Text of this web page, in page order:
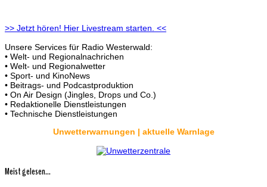
>> Jetzt hören! Hier Livestream starten. <<
Unsere Services für Radio Westerwald:
• Welt- und Regionalnachrichen
• Welt- und Regionalwetter
• Sport- und KinoNews
• Beitrags- und Podcastproduktion
• On Air Design (Jingles, Drops und Co.)
• Redaktionelle Dienstleistungen
• Technische Dienstleistungen
Unwetterwarnungen | aktuelle Warnlage
Meist gelesen...